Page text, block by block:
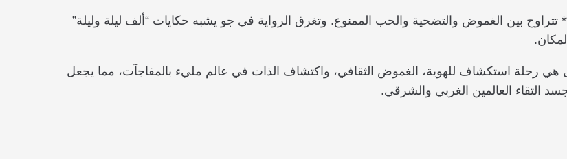
بين الغموض والتضحية والحب الممنوع. وتغرق الرواية في جو يشبه حكايات “ألف ليلة وليلة”
رحلة استكشاف للهوية، الغموض الثقافي، واكتشاف الذات في عالم مليء بالمفاجآت، مما يجعل
التقاء العالمين الغربي والشرقي.